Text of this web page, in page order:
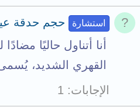
استشارة
حجم حدقة
أنا أتناول حاليًا
القهري الشديد،
الإجابات
1